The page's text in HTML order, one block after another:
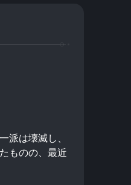
派は壊滅し、
ものの、最近